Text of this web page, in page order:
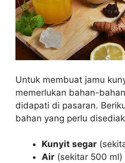
Untuk membuat jamu
memerlukan bahan-
didapati di pasaran.
bahan yang perlu
Kunyit segar
Air (sekitar 500 ml)